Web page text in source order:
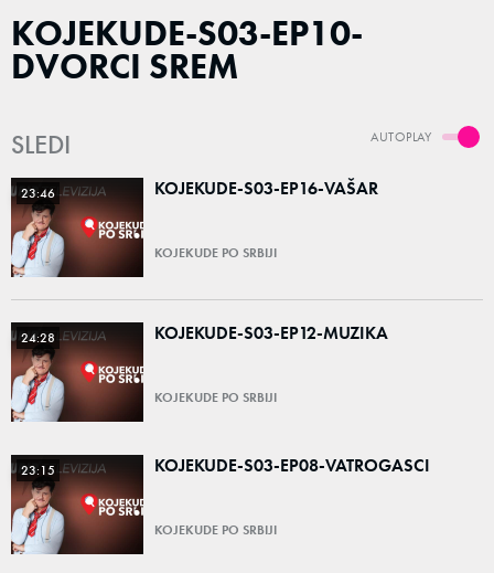
KOJEKUDE-S03-EP10-
DVORCI SREM
AUTOPLAY
SLEDI
23:46 KOJEKUDE-S03-EP16-VAŠAR
KOJEKUDE PO SRBIJI
24:28 KOJEKUDE-S03-EP12-MUZIKA
KOJEKUDE PO SRBIJI
23:15 KOJEKUDE-S03-EP08-VATROGASCI
KOJEKUDE PO SRBIJI